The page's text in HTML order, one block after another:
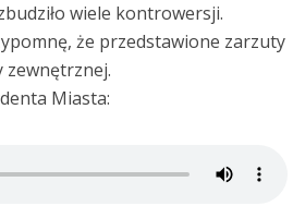
wiele kontrowersji.
że przedstawione zarzuty
zewnętrznej.
Miasta: